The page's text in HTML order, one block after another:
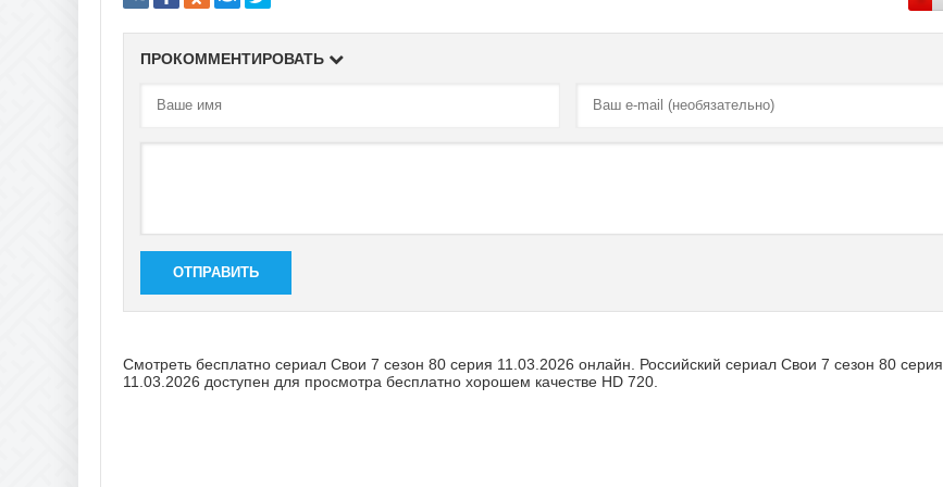
ПРОКОММЕНТИРОВАТЬ
ОТПРАВИТЬ
Смотреть бесплатно сериал Свои 7 сезон 80 серия 11.03.2026 онлайн. Российский сериал Свои 7 сезон 80 серия
11.03.2026 доступен для просмотра бесплатно хорошем качестве HD 720.